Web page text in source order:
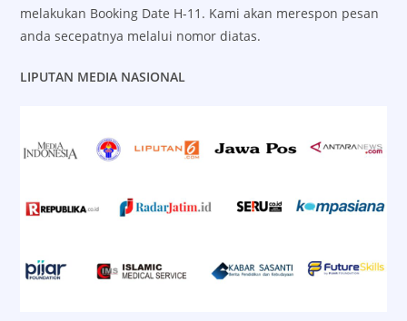
melakukan Booking Date H-11. Kami akan merespon pesan
anda secepatnya melalui nomor diatas.
LIPUTAN MEDIA NASIONAL